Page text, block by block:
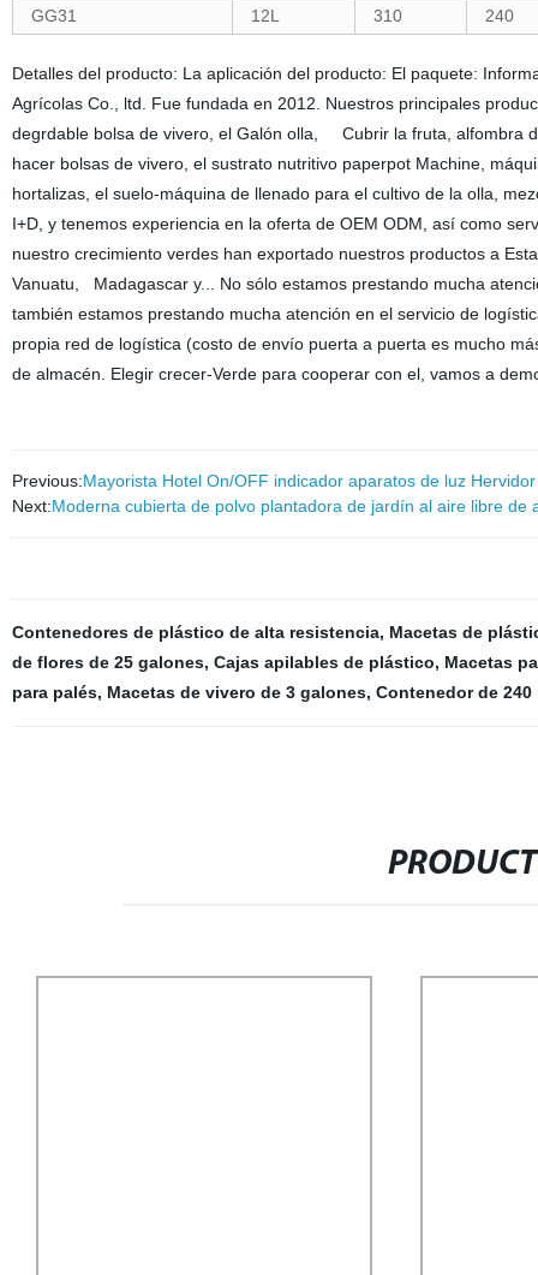
GG31
12L 310 240
Detalles del producto: La aplicación del producto: El paquete:
Agrícolas Co., ltd. Fue fundada en 2012. Nuestros principales
degrdable bolsa de vivero, el Galón olla, Cubrir la fruta, alfombra
hacer bolsas de vivero, el sustrato nutritivo paperpot Machine,
hortalizas, el suelo-máquina de llenado para el cultivo de la olla,
I+D, y tenemos experiencia en la oferta de OEM ODM, así como
nuestro crecimiento verdes han exportado nuestros productos a
Vanuatu, Madagascar y... No sólo estamos prestando mucha
también estamos prestando mucha atención en el servicio de
propia red de logística (costo de envío puerta a puerta es mucho
de almacén. Elegir crecer-Verde para cooperar con el, vamos a
Previous:Mayorista Hotel On/OFF indicador aparatos de luz
Next:Moderna cubierta de polvo plantadora de jardín al aire libre de
Contenedores de plástico de alta resistencia, Macetas de
de flores de 25 galones, Cajas apilables de plástico, Macetas
para palés, Macetas de vivero de 3 galones, Contenedor de